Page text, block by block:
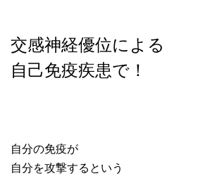
交感神経優位による
自己免疫疾患で！
自分の免疫が
自分を攻撃するという